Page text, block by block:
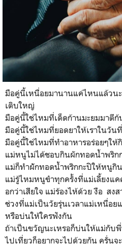
มือคู่นี้เหนื่อยมานานแค่ไหนแล้วน
เติบใหญ่
มือคู่นี้ใช่ไหมที่เด็ดก้านมะยมมาตีก้
มือคู่นี้ใช่ไหมที่ยอดยาให้เราในวัน
มือคู่นี้ใช่ไหมที่ทำอาหารอร่อยๆให้
แม่หนูไม่ได้ชอบกินผักทอดน้ำพริก
แม่ก็ทำผัักทอดน้ำพริกกะปิให้หนูกิ
แม่รู้ไหมหนูขำทุกครั้งที่แม่เลี้ยงแ
อกว่าเสียใจ แม่ร้องไห้ด้วย งือ สงส
ช่วงที่แม่เป็นวัยรุ่นเวลาแม่เหนื่อย
หรือบ่นให้ใครฟังกัน
ถ้าเป็นขวัญนะเหรอก็บ่นให้แม่กับพี่
ไปเที่ยวก็อยากจะไปด้วยกัน ครั่น